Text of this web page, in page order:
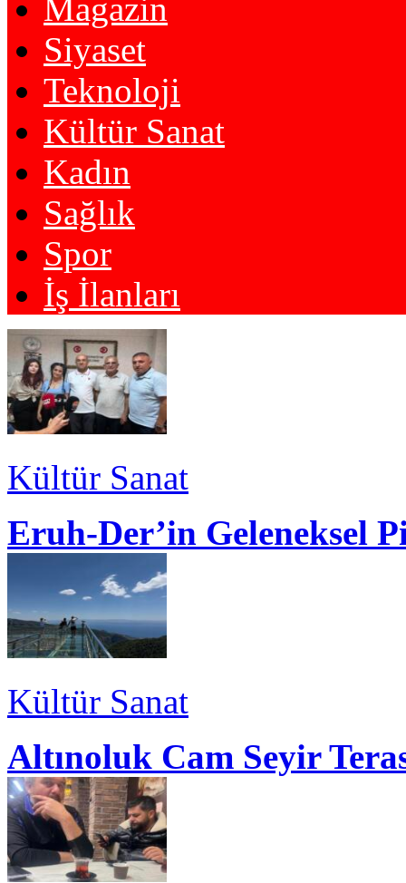
Magazin
Siyaset
Teknoloji
Kültür Sanat
Kadın
Sağlık
Spor
İş İlanları
Kültür Sanat
Eruh-Der’in Geleneksel
Kültür Sanat
Altınoluk Cam Seyir